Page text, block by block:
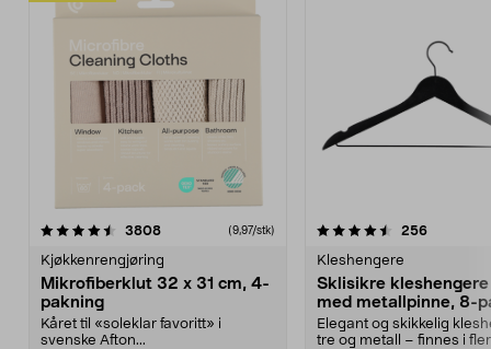
3808anmeldelser(9,97/stk)
Kjøkkenrengjøring
Mikrofiberklut 32 x 31 cm, 4-
pakning
Kåret til «soleklar favoritt» i
svenske Afton...
4.5av 5 stjerner 256
Kleshengere
Sklisikre
med metallpinne, 8-
Elegant og skikkelig
tre og metall – finnes i
4.5av 5 stjerner